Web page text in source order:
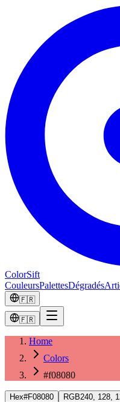
ColorSift
CouleursPalettesDégradés
🇫🇷
🇫🇷
Home
Colors
#f08080
Hex#F08080 RGB240, 128,